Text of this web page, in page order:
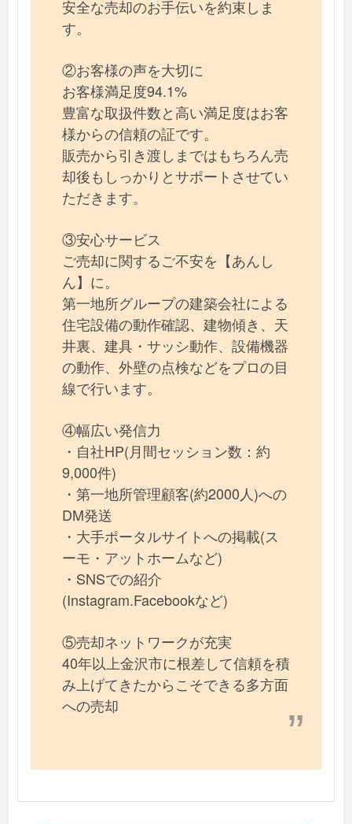
安全な売却のお手伝いを約束しま
す。
②お客様の声を大切に
お客様満足度94.1%
豊富な取扱件数と高い満足度はお客
様からの信頼の証です。
販売から引き渡しまではもちろん売
却後もしっかりとサポートさせてい
ただきます。
③安心サービス
ご売却に関するご不安を【あんし
ん】に。
第一地所グループの建築会社による
住宅設備の動作確認、建物傾き、天
井裏、建具・サッシ動作、設備機器
の動作、外壁の点検などをプロの目
線で行います。
④幅広い発信力
・自社HP(月間セッション数：約
9,000件)
・第一地所管理顧客(約2000人)への
DM発送
・大手ポータルサイトへの掲載(ス
ーモ・アットホームなど)
・SNSでの紹介
(Instagram.Facebookなど)
⑤売却ネットワークが充実
40年以上金沢市に根差して信頼を積
み上げてきたからこそできる多方面
への売却